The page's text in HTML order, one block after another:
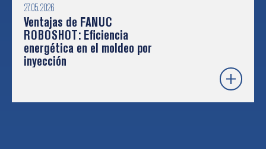
27.05.2026
Ventajas de FANUC
ROBOSHOT: Eficiencia
energética en el moldeo por
inyección